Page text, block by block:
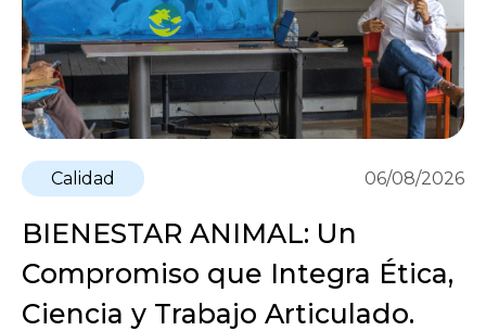
Calidad 06/08/2026
BIENESTAR ANIMAL: Un
Compromiso que Integra Ética,
Ciencia y Trabajo Articulado.